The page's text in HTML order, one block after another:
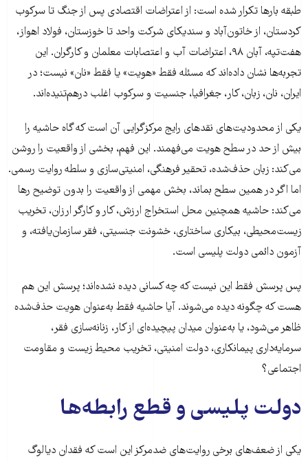
طبقه بارها تکرار شده است: از اعتراضات اقتصادی پس از جنگ تا سرکوب
کردستان، از خاتون‌آباد و سندیکای شرکت واحد تا خوزستان، فولاد اهواز،
هفت‌تپه، آبان ۹۸، اعتراضات آب و اعتصابات معلمان و کارگران. این
تجربه‌ها نشان داده‌اند که مسئله فقط «هویت» یا فقط «نان» نیست؛ در
ایران، نان، زبان، کار، جغرافیا، جنسیت و سرکوب اغلب درهم‌تنیده‌اند.
یکی از محدودیت‌های نقدهای رایج مرکزگرایی آن است که گاه حاشیه را
بیش از حد در سطح هویت می‌فهمند. این فهم، بخشی از واقعیت را روشن
می‌کند: زبان حذف‌شده، تحقیر فرهنگی، امنیتی‌سازی و سلطه روایت رسمی.
اما اگر در همین سطح بماند، بخش مهمی از واقعیت را بدون توضیح رها
می‌کند: حاشیه همچنین محل استخراج ارزش، کار و کارگر ارزان، تخریب
زیست‌محیطی، بیکاری ساختاری، خشونت جنسیتی، فقر سازمان‌یافته، و
آزمون دائمی دولت پلیسی است.
پس پرسش فقط این نیست که چه کسانی دیده نشده‌اند؛ پرسش این هم
هست که چگونه دیده می‌شوند. آیا حاشیه فقط به‌عنوان هویت حذف‌شده
ظاهر می‌شود، یا به‌عنوان میدان پیچیده‌ای از کار، زنانه‌سازی فقر،
سرمایه‌داری پیمانکاری، دولت امنیتی، تخریب محیط زیست و مقاومت
اجتماعی؟
دولت پلیسی و قطع رابطه‌ها
یکی از ضعف‌های برخی روایت‌های ضدمرکز این است که فقدان دیالوگ